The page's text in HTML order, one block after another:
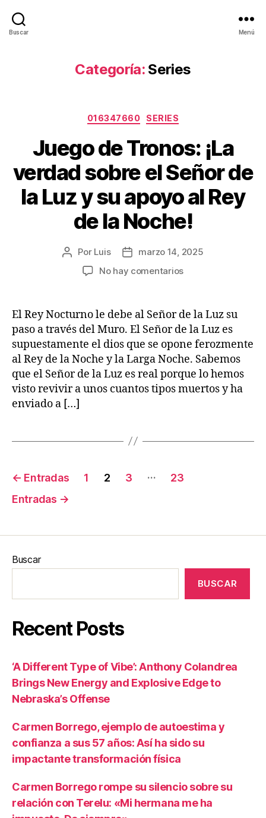
Buscar Menú
Categoría: Series
Categorías
016347660 SERIES
Juego de Tronos: ¡La
verdad sobre el Señor de
la Luz y su apoyo al Rey
de la Noche!
Autor
Por Luis
Fechamarzo 14, 2025
No hay comentariosen
Tronos:
¡La
verdad
sobre
el
Señor
de
su
Rey
El Rey Nocturno le debe al Señor de la Luz su
paso a través del Muro. El Señor de la Luz es
supuestamente el dios que se opone ferozmente
al Rey de la Noche y la Larga Noche. Sabemos
que el Señor de la Luz es real porque lo hemos
visto revivir a unos cuantos tipos muertos y ha
enviado a […]
Posts
pagination
← Entradas 1 2 3 …
23
Entradas →
Buscar
BUSCAR
Recent Posts
‘A Different Type of Vibe’: Anthony Colandrea
Brings New Energy and Explosive Edge to
Nebraska’s Offense
Carmen Borrego, ejemplo de autoestima y
confianza a sus 57 años: Así ha sido su
impactante transformación física
Carmen Borrego rompe su silencio sobre su
relación con Terelu: «Mi hermana me ha